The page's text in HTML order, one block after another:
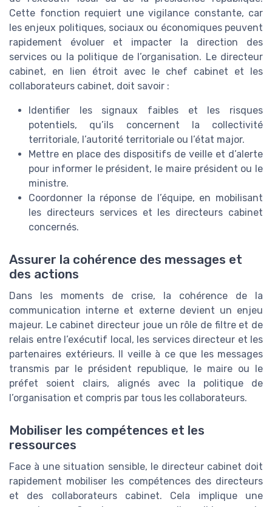
Cette fonction requiert une vigilance constante, car
les enjeux politiques, sociaux ou économiques peuvent
rapidement évoluer et impacter la direction des
services ou la politique de l’organisation. Le directeur
cabinet, en lien étroit avec le chef cabinet et les
collaborateurs cabinet, doit savoir :
Identifier les signaux faibles et les risques
potentiels, qu’ils concernent la collectivité
territoriale, l’autorité territoriale ou l’état major.
Mettre en place des dispositifs de veille et d’alerte
pour informer le président, le maire président ou le
ministre.
Coordonner la réponse de l’équipe, en mobilisant
les directeurs services et les directeurs cabinet
concernés.
Assurer la cohérence des messages et
des actions
Dans les moments de crise, la cohérence de la
communication interne et externe devient un enjeu
majeur. Le cabinet directeur joue un rôle de filtre et de
relais entre l’exécutif local, les services directeur et les
partenaires extérieurs. Il veille à ce que les messages
transmis par le président republique, le maire ou le
préfet soient clairs, alignés avec la politique de
l’organisation et compris par tous les collaborateurs.
Mobiliser les compétences et les
ressources
Face à une situation sensible, le directeur cabinet doit
rapidement mobiliser les compétences des directeurs
et des collaborateurs cabinet. Cela implique une